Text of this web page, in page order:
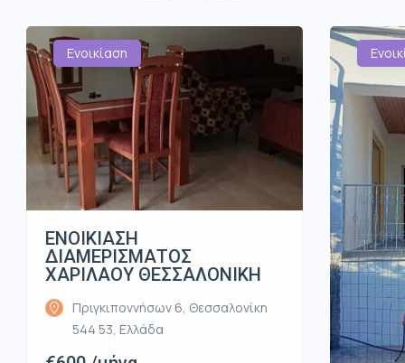
Ενοικίαση
ΕΝΟΙΚΙΑΣΗ
ΔΙΑΜΕΡΙΣΜΑΤΟΣ
ΧΑΡΙΛΑΟΥ ΘΕΣΣΑΛΟΝΙΚΗ
Πριγκιποννήσων 6, Θεσσαλονίκη
544 53, Ελλάδα